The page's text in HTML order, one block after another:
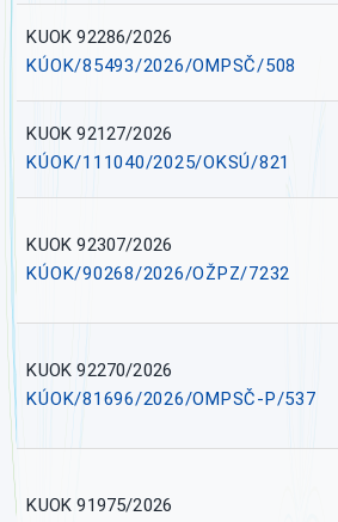
KUOK 92286/2026
KÚOK/85493/2026/OMPSČ/508
KUOK 92127/2026
KÚOK/111040/2025/OKSÚ/821
KUOK 92307/2026
KÚOK/90268/2026/OŽPZ/7232
KUOK 92270/2026
KÚOK/81696/2026/OMPSČ-P/537
KUOK 91975/2026